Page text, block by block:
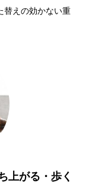
替えの効かない重
上がる・歩く